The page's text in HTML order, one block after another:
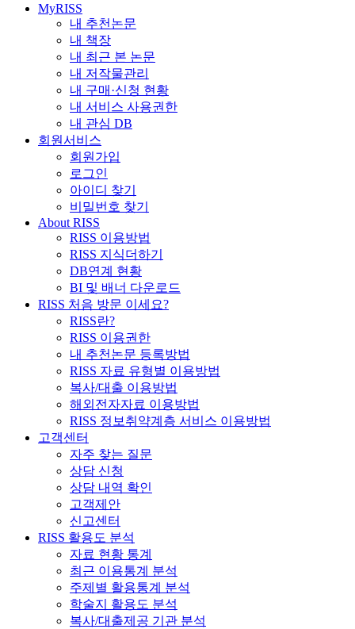
MyRISS
내 추천논문
내 책장
내 최근 본 논문
내 저작물관리
내 구매·신청 현황
내 서비스 사용권한
내 관심 DB
회원서비스
회원가입
로그인
아이디 찾기
비밀번호 찾기
About RISS
RISS 이용방법
RISS 지식더하기
DB연계 현황
BI 및 배너 다운로드
RISS 처음 방문 이세요?
RISS란?
RISS 이용권한
내 추천논문 등록방법
RISS 자료 유형별 이용방법
복사/대출 이용방법
해외전자자료 이용방법
RISS 정보취약계층 서비스 이용방법
고객센터
자주 찾는 질문
상담 신청
상담 내역 확인
고객제안
신고센터
RISS 활용도 분석
자료 현황 통계
최근 이용통계 분석
주제별 활용통계 분석
학술지 활용도 분석
복사/대출제공 기관 분석